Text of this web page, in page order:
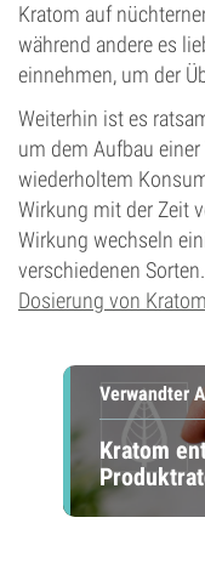
Kratom auf
während andere es
einnehmen, um der
Weiterhin ist es
um dem Aufbau
wiederholtem
Wirkung mit der Zeit
Wirkung wechseln
verschiedenen Sorten.
Dosierung von Kratom
Verwandter
Kratom